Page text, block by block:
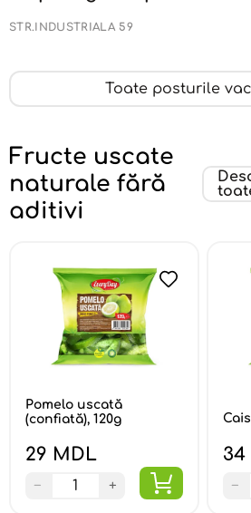
Fructe uscate
naturale fără
aditivi
Pomelo uscată
(confiată), 120g
29 MDL
− +
34
−
STR.INDUSTRIALA 59
Toate posturile